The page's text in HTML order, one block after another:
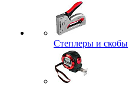
Степлеры и скобы